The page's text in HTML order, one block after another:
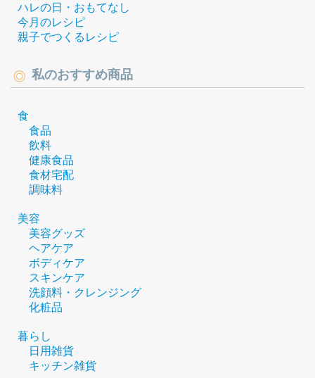
ハレの日・おもてなし
今月のレシピ
親子でつくるレシピ
私のおすすめ商品
食
食品
飲料
健康食品
食材宅配
調味料
美容
美容グッズ
ヘアケア
ボディケア
スキンケア
洗顔料・クレンジング
化粧品
暮らし
日用雑貨
キッチン雑貨